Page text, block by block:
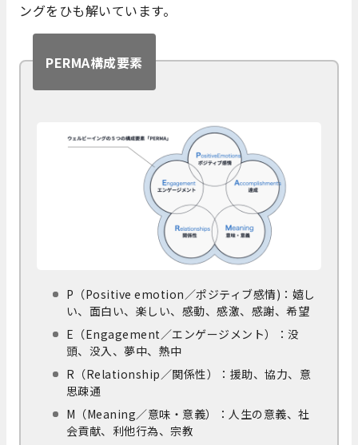
ングをひも解いています。
PERMA構成要素
P（Positive emotion／ポジティブ感情)：嬉し
い、面白い、楽しい、感動、感激、感謝、希望
E（Engagement／エンゲージメント）：没
頭、没入、夢中、熱中
R（Relationship／関係性）：援助、協力、意
思疎通
M（Meaning／意味・意義）：人生の意義、社
会貢献、利他行為、宗教